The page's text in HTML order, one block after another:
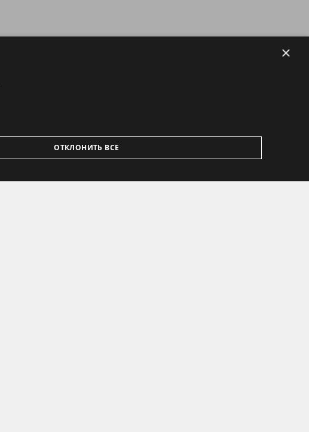
×
ОТКЛОНИТЬ ВСЕ